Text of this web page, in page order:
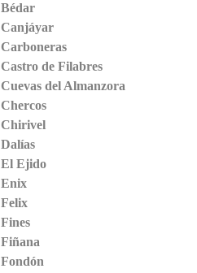
Bédar
Canjáyar
Carboneras
Castro de Filabres
Cuevas del Almanzora
Chercos
Chirivel
Dalías
El Ejido
Enix
Felix
Fines
Fiñana
Fondón